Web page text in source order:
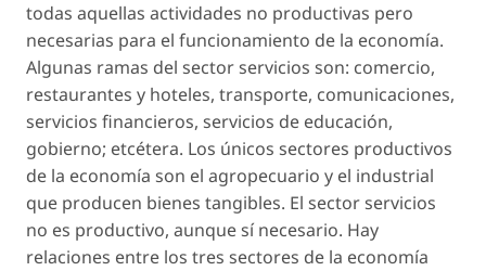
todas aquellas actividades no productivas pero
necesarias para el funcionamiento de la economía.
Algunas ramas del sector servicios son: comercio,
restaurantes y hoteles, transporte, comunicaciones,
servicios financieros, servicios de educación,
gobierno; etcétera. Los únicos sectores productivos
de la economía son el agropecuario y el industrial
que producen bienes tangibles. El sector servicios
no es productivo, aunque sí necesario. Hay
relaciones entre los tres sectores de la economía